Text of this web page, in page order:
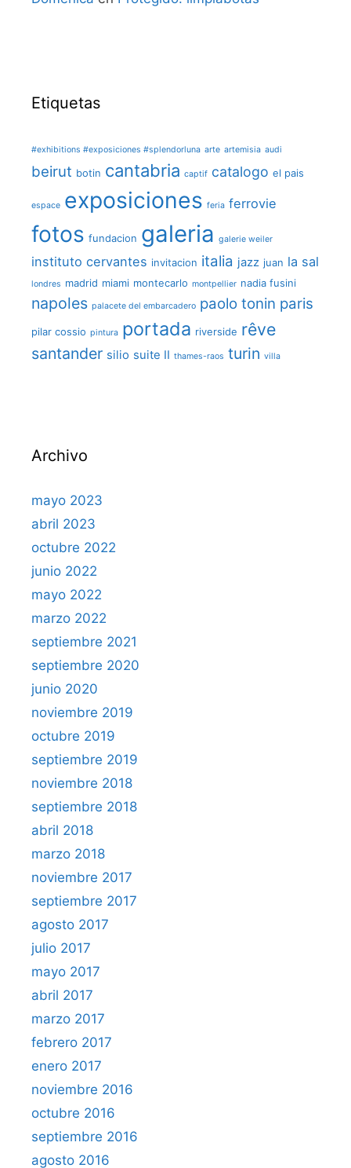
Etiquetas
#exhibitions #exposiciones #splendorluna arte artemisia audi
beirut botin cantabria captif catalogo el pais
espace exposiciones feria ferrovie
fotos fundacion galeria galerie weiler
instituto cervantes invitacion italia jazz juan la sal
londres madrid miami montecarlo montpellier nadia fusini
napoles palacete del embarcadero paolo tonin paris
pilar cossio pintura portada riverside rêve
santander silio suite II thames-raos turin villa
Archivo
mayo 2023
abril 2023
octubre 2022
junio 2022
mayo 2022
marzo 2022
septiembre 2021
septiembre 2020
junio 2020
noviembre 2019
octubre 2019
septiembre 2019
noviembre 2018
septiembre 2018
abril 2018
marzo 2018
noviembre 2017
septiembre 2017
agosto 2017
julio 2017
mayo 2017
abril 2017
marzo 2017
febrero 2017
enero 2017
noviembre 2016
octubre 2016
septiembre 2016
agosto 2016